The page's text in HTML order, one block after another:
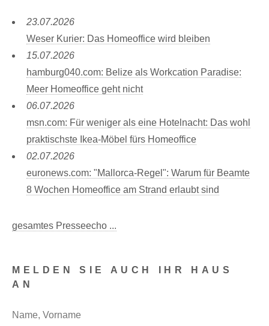
MELDEN SIE AUCH IHR HAUS
AN
23.07.2026
Weser Kurier: Das Homeoffice wird bleiben
15.07.2026
hamburg040.com: Belize als Workcation Paradise:
Meer Homeoffice geht nicht
06.07.2026
msn.com: Für weniger als eine Hotelnacht: Das wohl
praktischste Ikea-Möbel fürs Homeoffice
02.07.2026
euronews.com: "Mallorca-Regel": Warum für Beamte
8 Wochen Homeoffice am Strand erlaubt sind
gesamtes Presseecho ...